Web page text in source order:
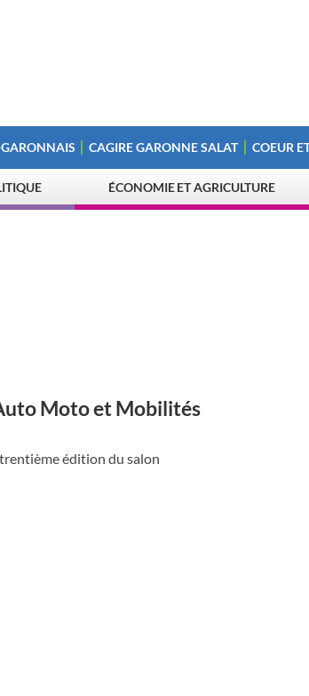
CAGIRE GARONNE SALAT COEUR
ÉCONOMIE ET AGRICULTURE
Moto et Mobilités
édition du salon